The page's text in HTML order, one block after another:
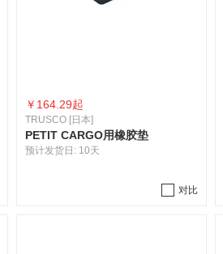
￥ 164.29起
TRUSCO [日本]
PETIT CARGO用橡胶垫
预计发货日: 10天
对比